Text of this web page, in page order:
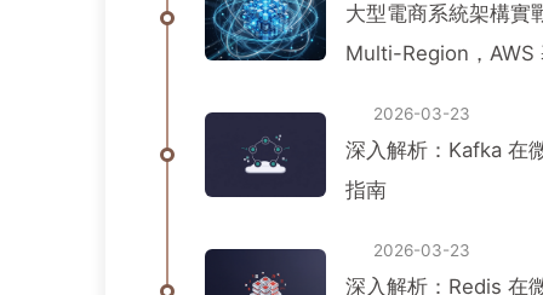
大型電商系統架構實
Multi-Region，AWS
2026-03-23
深入解析：Kafka 在
指南
2026-03-23
深入解析：Redis 在